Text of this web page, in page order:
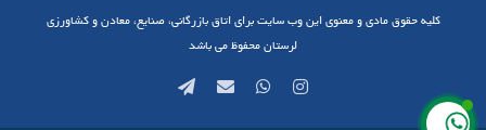
کلیه حقوق مادی و معنوی این وب سایت برای اتاق بازرگانی، صنایع، معادن و کشاورزی
لرستان محفوظ می باشد
Instagram
WhatsApp
Email
Telegram